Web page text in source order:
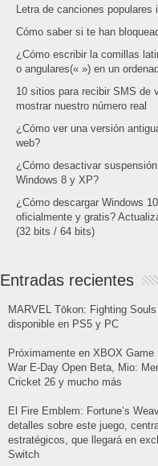
Letra de canciones populares
Cómo saber si te han
¿Cómo escribir la comillas
o angulares(« ») en un
10 sitios para recibir SMS de
mostrar nuestro número real
¿Cómo ver una versión
web?
¿Cómo desactivar
Windows 8 y XP?
¿Cómo descargar Windows
oficialmente y gratis?
(32 bits / 64 bits)
Entradas recientes
MARVEL Tōkon: Fighting
disponible en PS5 y PC
Próximamente en XBOX
War E-Day Open Beta, Mio:
Cricket 26 y mucho más
El Fire Emblem: Fortune’s
detalles sobre este juego,
estratégicos, que llegará en
Switch